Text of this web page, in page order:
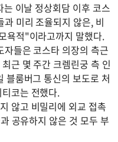
이날 정상회담 이후 코스
미리 조율되지 않은, 비
욕적"이라고까지 말했다.
들은 코스타 의장의 측근
근 몇 주간 크렘린궁 측 인
블룸버그 통신의 보도로 처
코는 전했다.
않고 비밀리에 외교 접촉
공유하지 않은 것 모두 부